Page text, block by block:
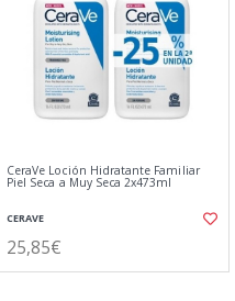
CeraVe Loción Hidratante Familiar
Piel Seca a Muy Seca 2x473ml
CERAVE
25,85€